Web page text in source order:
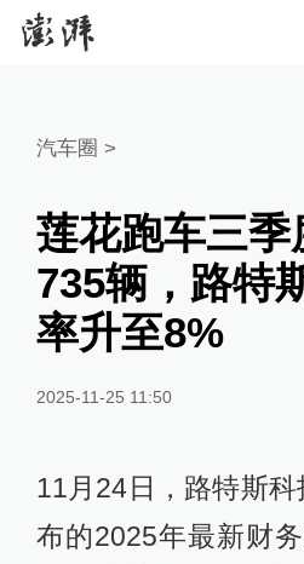
汽车圈 >
莲花跑车三季
735辆，路特
率升至8%
2025-11-25 11:50
11月24日，路特斯
布的2025年最新财